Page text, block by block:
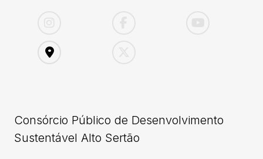
Consórcio Público de Desenvolvimento
Sustentável Alto Sertão